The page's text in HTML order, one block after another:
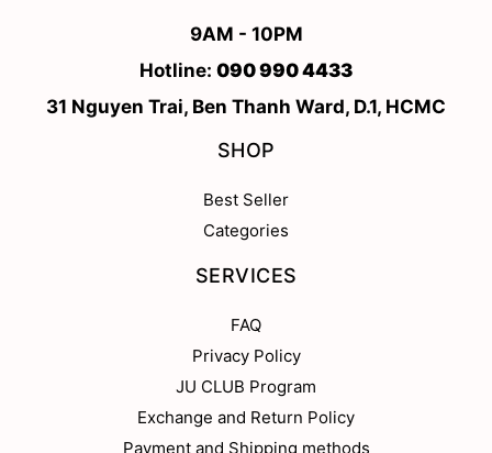
9AM - 10PM
Hotline: 090 990 4433
31 Nguyen Trai, Ben Thanh Ward, D.1, HCMC
SHOP
Best Seller
Categories
SERVICES
FAQ
Privacy Policy
JU CLUB Program
Exchange and Return Policy
Payment and Shipping methods